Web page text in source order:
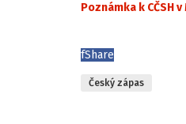
Poznámka k CČSH
fShare
Český zápas